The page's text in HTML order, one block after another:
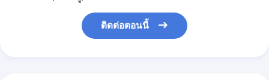
ติดต่อตอนนี้